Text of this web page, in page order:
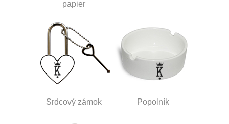
papier
Srdcový zámok Popolník